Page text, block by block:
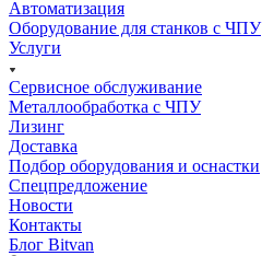
Автоматизация
Оборудование для станков с ЧПУ
Услуги
Сервисное обслуживание
Металлообработка с ЧПУ
Лизинг
Доставка
Подбор оборудования и оснастки
Спецпредложение
Новости
Контакты
Блог Bitvan